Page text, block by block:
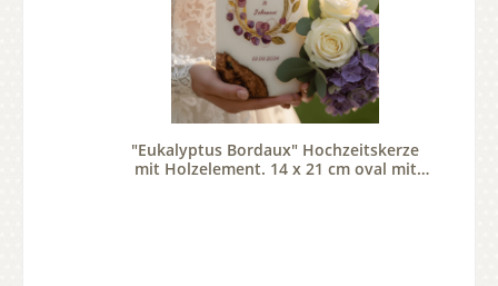
"Eukalyptus Bordaux" Hochzeitskerze
mit Holzelement. 14 x 21 cm oval mit